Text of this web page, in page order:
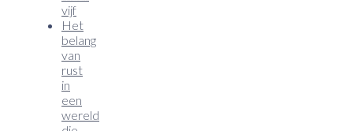
vijf
Het
belang
van
rust
in
een
wereld